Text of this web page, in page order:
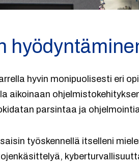
hyvin monipuolisesti eri
aikoinaan
parsintaa ja
työskennellä itselleni